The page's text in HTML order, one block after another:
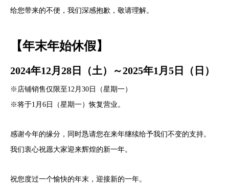
给您带来的不便，我们深感抱歉，敬请理解。
【年末年始休假】
2024年12月28日（土）～2025年1月5日（日）
※店铺销售仅限至12月30日（星期一）
※将于1月6日（星期一）恢复营业。
感谢今年的缘分，同时恳请您在来年继续给予我们不变的支持。
我们衷心祝愿大家迎来辉煌的新一年。
祝您度过一个愉快的年末，迎接新的一年。